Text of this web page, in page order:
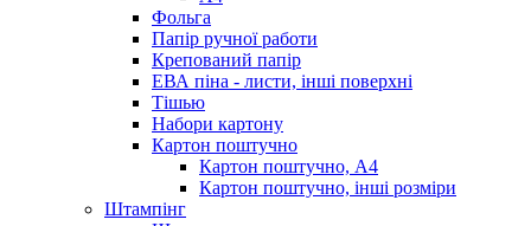
Фольга
Папір ручної работи
Крепований папір
ЕВА піна - листи, інші поверхні
Тішью
Набори картону
Картон поштучно
Картон поштучно, А4
Картон поштучно, інші розміри
Штампінг